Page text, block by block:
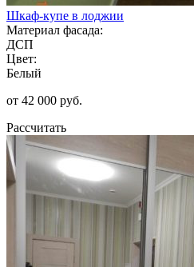
Шкаф-купе в лоджии
Материал фасада:
ДСП
Цвет:
Белый
от 42 000 руб.
Рассчитать